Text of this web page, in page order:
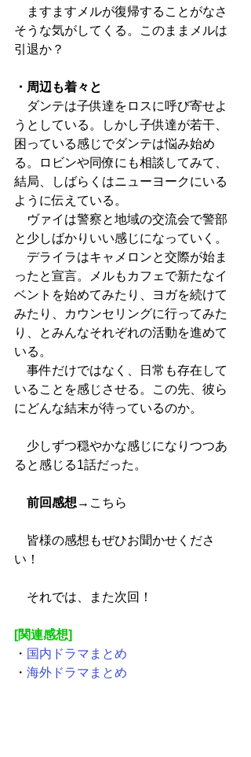
ますますメルが復帰することがなさ
そうな気がしてくる。このままメルは
引退か？
・周辺も着々と
ダンテは子供達をロスに呼び寄せよ
うとしている。しかし子供達が若干、
困っている感じでダンテは悩み始め
る。ロビンや同僚にも相談してみて、
結局、しばらくはニューヨークにいる
ように伝えている。
ヴァイは警察と地域の交流会で警部
と少しばかりいい感じになっていく。
デライラはキャメロンと交際が始ま
ったと宣言。メルもカフェで新たなイ
ベントを始めてみたり、ヨガを続けて
みたり、カウンセリングに行ってみた
り、とみんなそれぞれの活動を進めて
いる。
事件だけではなく、日常も存在して
いることを感じさせる。この先、彼ら
にどんな結末が待っているのか。
少しずつ穏やかな感じになりつつあ
ると感じる1話だった。
前回感想 → こちら
皆様の感想もぜひお聞かせくださ
い！
それでは、また次回！
[関連感想]
・ 国内ドラマまとめ
・ 海外ドラマまとめ